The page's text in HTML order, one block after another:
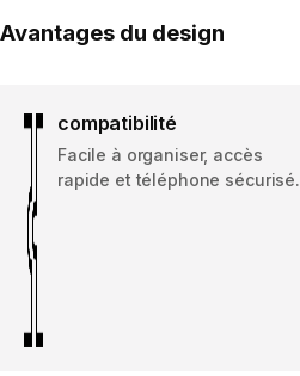
Avantages du design
compatibilité
Facile à organiser, accès
rapide et téléphone sécurisé.